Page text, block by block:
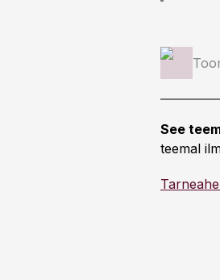
See
teemal